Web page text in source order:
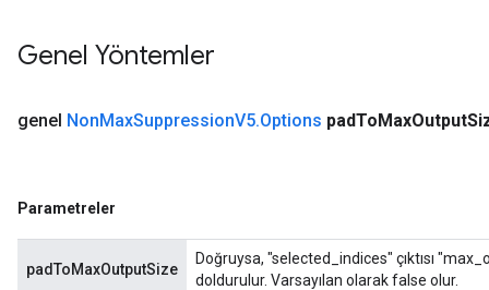
Genel Yöntemler
genel NonMaxSuppressionV5.Options padToMaxOutput
Parametreler
padToMaxOutputSize
Doğruysa, "selected_indices" çıktısı
doldurulur. Varsayılan olarak false olur.